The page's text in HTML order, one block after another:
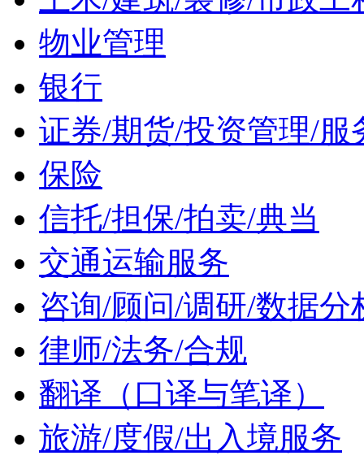
物业管理
银行
证券/期货/投资管理/服
保险
信托/担保/拍卖/典当
交通运输服务
咨询/顾问/调研/数据分
律师/法务/合规
翻译（口译与笔译）
旅游/度假/出入境服务